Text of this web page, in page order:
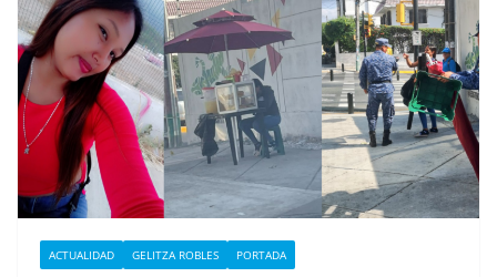
ACTUALIDAD GELITZA ROBLES PORTADA